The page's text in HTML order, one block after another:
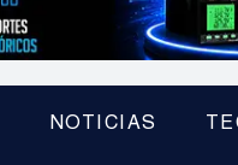
NOTICIAS